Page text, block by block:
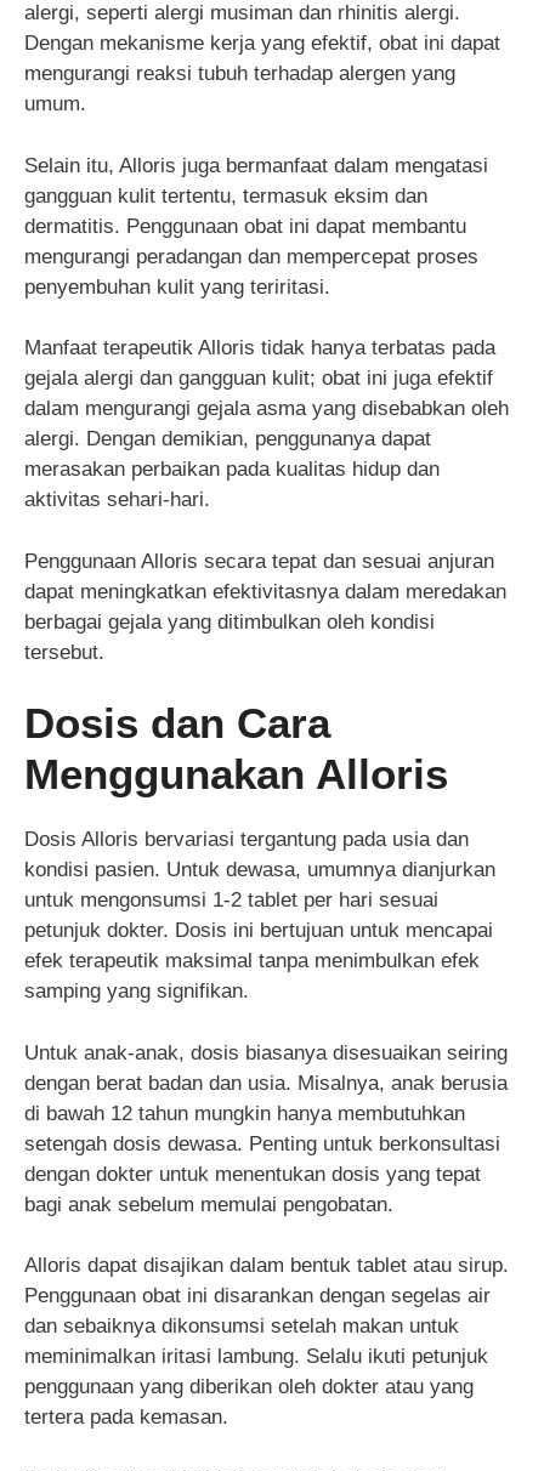
alergi, seperti alergi musiman dan rhinitis alergi.
Dengan mekanisme kerja yang efektif, obat ini dapat
mengurangi reaksi tubuh terhadap alergen yang
umum.
Selain itu, Alloris juga bermanfaat dalam mengatasi
gangguan kulit tertentu, termasuk eksim dan
dermatitis. Penggunaan obat ini dapat membantu
mengurangi peradangan dan mempercepat proses
penyembuhan kulit yang teriritasi.
Manfaat terapeutik Alloris tidak hanya terbatas pada
gejala alergi dan gangguan kulit; obat ini juga efektif
dalam mengurangi gejala asma yang disebabkan oleh
alergi. Dengan demikian, penggunanya dapat
merasakan perbaikan pada kualitas hidup dan
aktivitas sehari-hari.
Penggunaan Alloris secara tepat dan sesuai anjuran
dapat meningkatkan efektivitasnya dalam meredakan
berbagai gejala yang ditimbulkan oleh kondisi
tersebut.
Dosis dan Cara
Menggunakan Alloris
Dosis Alloris bervariasi tergantung pada usia dan
kondisi pasien. Untuk dewasa, umumnya dianjurkan
untuk mengonsumsi 1-2 tablet per hari sesuai
petunjuk dokter. Dosis ini bertujuan untuk mencapai
efek terapeutik maksimal tanpa menimbulkan efek
samping yang signifikan.
Untuk anak-anak, dosis biasanya disesuaikan seiring
dengan berat badan dan usia. Misalnya, anak berusia
di bawah 12 tahun mungkin hanya membutuhkan
setengah dosis dewasa. Penting untuk berkonsultasi
dengan dokter untuk menentukan dosis yang tepat
bagi anak sebelum memulai pengobatan.
Alloris dapat disajikan dalam bentuk tablet atau sirup.
Penggunaan obat ini disarankan dengan segelas air
dan sebaiknya dikonsumsi setelah makan untuk
meminimalkan iritasi lambung. Selalu ikuti petunjuk
penggunaan yang diberikan oleh dokter atau yang
tertera pada kemasan.